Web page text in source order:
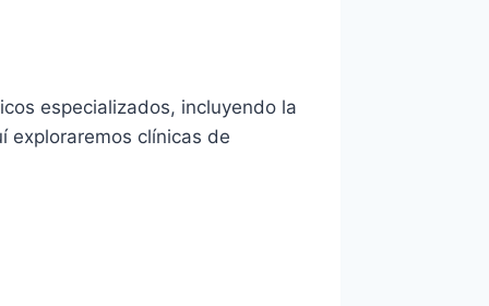
especializados, incluyendo la
exploraremos clínicas de